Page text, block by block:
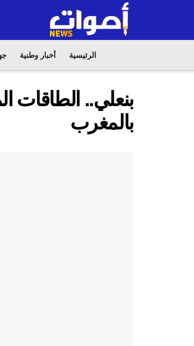
الرئيسية أخبار وطنية
بنعلي.. الطاقات
بالمغرب